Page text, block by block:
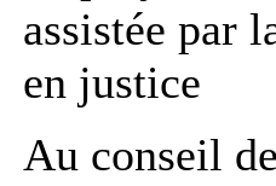
assistée par
en justice
Au conseil